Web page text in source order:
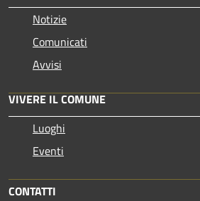
Notizie
Comunicati
Avvisi
VIVERE IL COMUNE
Luoghi
Eventi
CONTATTI